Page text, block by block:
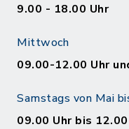
9.00 - 18.00 Uhr
Mittwoch
09.00-12.00 Uhr
Samstags von Mai
09.00 Uhr bis